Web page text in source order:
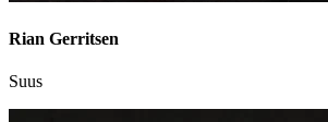
Rian Gerritsen
Suus